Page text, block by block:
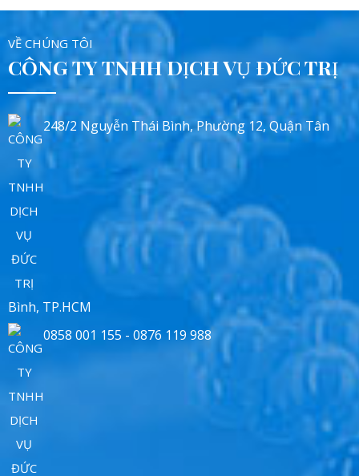
VỀ CHÚNG TÔI
CÔNG TY TNHH DỊCH VỤ ĐỨC TRỊ
248/2 Nguyễn Thái Bình, Phường 12, Quận Tân
Bình, TP.HCM
0858 001 155 - 0876 119 988